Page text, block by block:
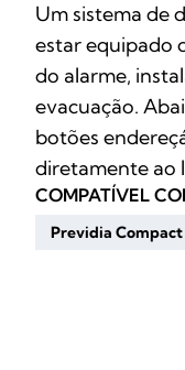
Um sistema de
estar equipado
do alarme,
evacuação.
botões
diretamente ao
COMPATÍVEL
Previdia Compact